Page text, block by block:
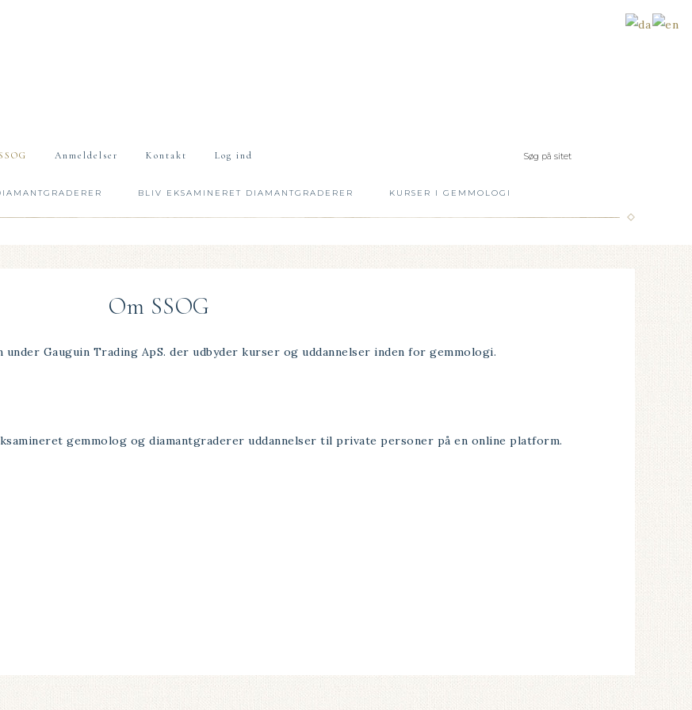
Anmeldelser Kontakt Log ind
BLIV EKSAMINERET DIAMANTGRADERER KURSER I GEMMOLOGI
Om SSOG
Gauguin Trading ApS. der udbyder kurser og uddannelser inden for gemmologi.
gemmolog og diamantgraderer uddannelser til private personer på en online platform.